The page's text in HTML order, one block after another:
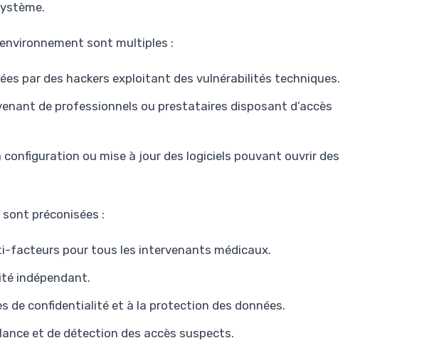
sont multiples :
par des hackers exploitant des vulnérabilités techniques.
de professionnels ou prestataires disposant d’accès
configuration ou mise à jour des logiciels pouvant ouvrir des
préconisées :
facteurs pour tous les intervenants médicaux.
indépendant.
de confidentialité et à la protection des données.
et de détection des accès suspects.